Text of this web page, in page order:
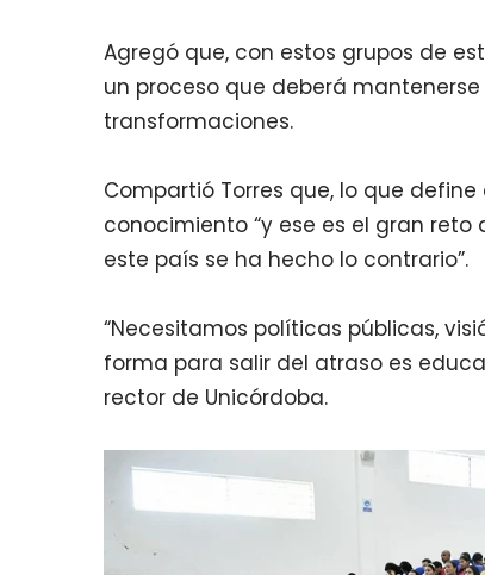
Agregó que, con estos grupos de
un proceso que deberá
transformaciones.
Compartió Torres que, lo que
conocimiento “y ese es el gran
este país se ha hecho lo contrario”.
“Necesitamos políticas públicas,
forma para salir del atraso es
rector de Unicórdoba.